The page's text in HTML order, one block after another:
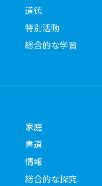
道徳
特別活動
総合的な学習
家庭
書道
情報
総合的な探究